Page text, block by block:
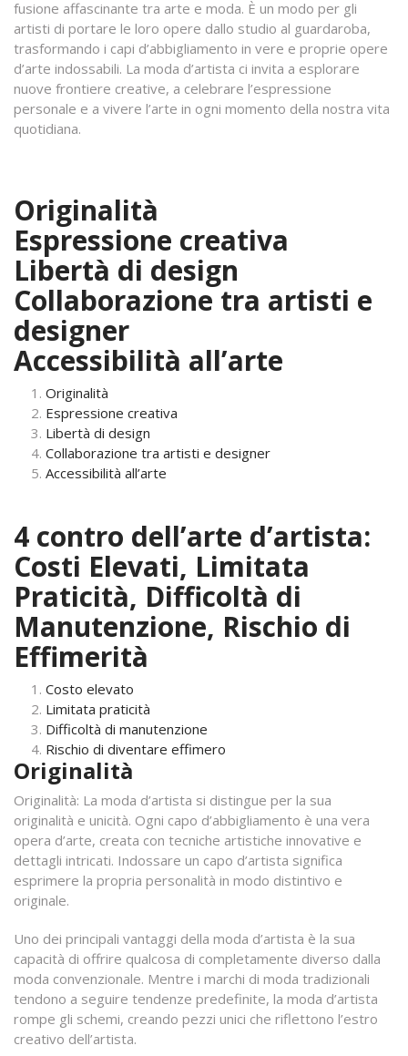
fusione affascinante tra arte e moda. È un modo per gli
artisti di portare le loro opere dallo studio al guardaroba,
trasformando i capi d’abbigliamento in vere e proprie opere
d’arte indossabili. La moda d’artista ci invita a esplorare
nuove frontiere creative, a celebrare l’espressione
personale e a vivere l’arte in ogni momento della nostra vita
quotidiana.
Originalità
Espressione creativa
Libertà di design
Collaborazione tra artisti e
designer
Accessibilità all’arte
Originalità
Espressione creativa
Libertà di design
Collaborazione tra artisti e designer
Accessibilità all’arte
4 contro dell’arte d’artista:
Costi Elevati, Limitata
Praticità, Difficoltà di
Manutenzione, Rischio di
Effimerità
Costo elevato
Limitata praticità
Difficoltà di manutenzione
Rischio di diventare effimero
Originalità
Originalità: La moda d’artista si distingue per la sua
originalità e unicità. Ogni capo d’abbigliamento è una vera
opera d’arte, creata con tecniche artistiche innovative e
dettagli intricati. Indossare un capo d’artista significa
esprimere la propria personalità in modo distintivo e
originale.
Uno dei principali vantaggi della moda d’artista è la sua
capacità di offrire qualcosa di completamente diverso dalla
moda convenzionale. Mentre i marchi di moda tradizionali
tendono a seguire tendenze predefinite, la moda d’artista
rompe gli schemi, creando pezzi unici che riflettono l’estro
creativo dell’artista.